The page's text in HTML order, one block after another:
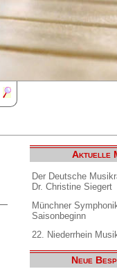
Aktuelle
Der Deutsche
Dr. Christine Siegert
Münchner
Saisonbeginn
22. Niederrhein
Neue